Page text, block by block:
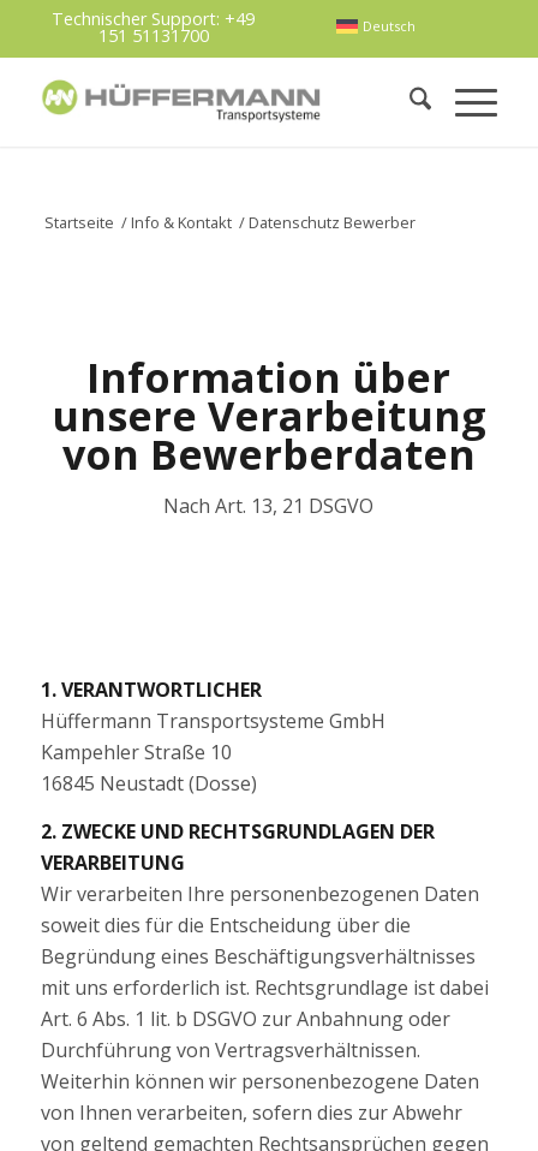
Deutsch
Technischer Support: +49
151 51131700
Startseite / Info & Kontakt / Datenschutz Bewerber
Information über
unsere Verarbeitung
von Bewerberdaten
Nach Art. 13, 21 DSGVO
1. VERANTWORTLICHER
Hüffermann Transportsysteme GmbH
Kampehler Straße 10
16845 Neustadt (Dosse)
2. ZWECKE UND RECHTSGRUNDLAGEN DER
VERARBEITUNG
Wir verarbeiten Ihre personenbezogenen Daten
soweit dies für die Entscheidung über die
Begründung eines Beschäftigungsverhältnisses
mit uns erforderlich ist. Rechtsgrundlage ist dabei
Art. 6 Abs. 1 lit. b DSGVO zur Anbahnung oder
Durchführung von Vertragsverhältnissen.
Weiterhin können wir personenbezogene Daten
von Ihnen verarbeiten, sofern dies zur Abwehr
von geltend gemachten Rechtsansprüchen gegen